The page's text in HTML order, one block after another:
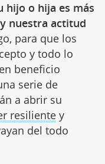
hijo o hija es más
nuestra actitud
para que los
y todo lo
beneficio
serie de
a abrir su
resilientey
del todo